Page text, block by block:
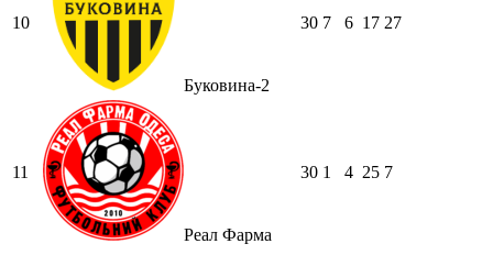
10
Буковина-2
30 7 6 17 27
11
Реал Фарма
30 1 4 25 7